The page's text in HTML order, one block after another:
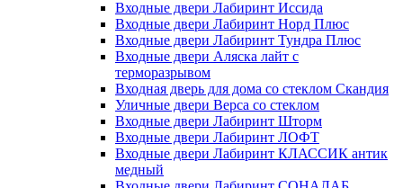
Входные двери Лабиринт Иссида
Входные двери Лабиринт Норд Плюс
Входные двери Лабиринт Тундра Плюс
Входные двери Аляска лайт с
терморазрывом
Входная дверь для дома со стеклом Скандия
Уличные двери Верса со стеклом
Входные двери Лабиринт Шторм
Входные двери Лабиринт ЛОФТ
Входные двери Лабиринт КЛАССИК антик
медный